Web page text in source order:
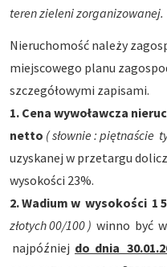
teren zieleni zorganizowanej.
Nieruchomość należy
miejscowego planu
szczegółowymi zapisami.
1. Cena wywoławcza
netto ( słownie : piętnaście
uzyskanej w przetargu
wysokości 23%.
2. Wadium w wysokości 1
złotych 00/100 ) winno być
najpóźniej do dnia